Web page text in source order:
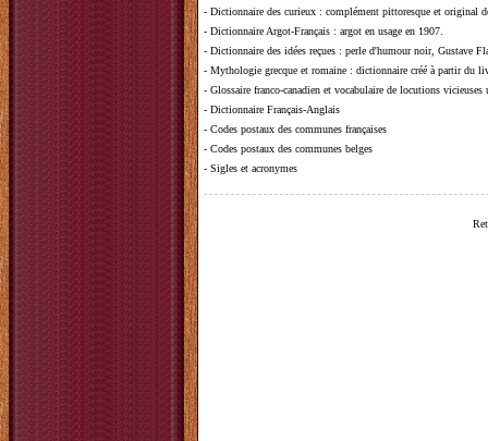
- Dictionnaire des curieux : complément pittoresque et original
- Dictionnaire Argot-Français : argot en usage en 1907.
- Dictionnaire des idées reçues : perle d'humour noir, Gustave
- Mythologie grecque et romaine : dictionnaire créé à partir du
- Glossaire franco-canadien et vocabulaire de locutions vicieuses
- Dictionnaire Français-Anglais
- Codes postaux des communes françaises
- Codes postaux des communes belges
- Sigles et acronymes